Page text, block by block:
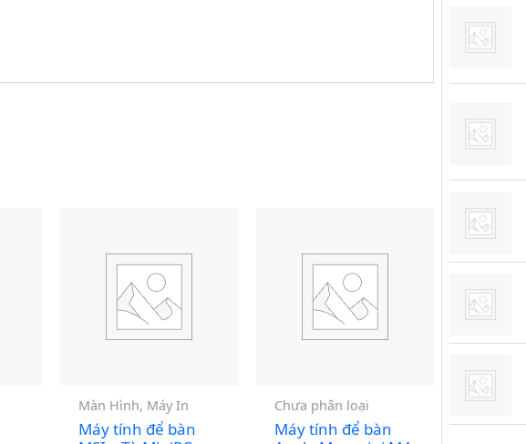
Màn Hình, Máy In
Máy tính để bàn
Chưa phân loại
Máy tính để bàn